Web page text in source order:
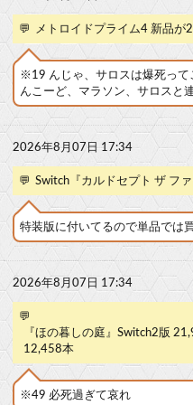
💬 メトロイドプライム4 新品が
※19 んじゃ、サロスは爆死って
んこーど、マラソン、サロスと
2026年8月07日 17:34
💬 Switch『カルドセプト ザ フ
特装版に付いてるので単品では
2026年8月07日 17:34
💬
『ほの暮しの庭』Switch2版
12,458本
※49 必死過ぎて哀れ